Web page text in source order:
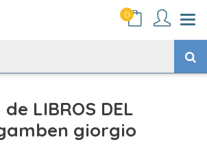
0
LIBROS DEL
giorgio